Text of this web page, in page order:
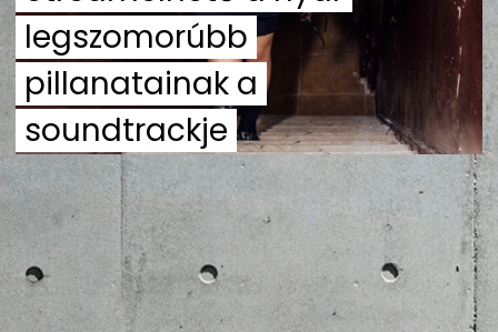
legszomorúbb
pillanatainak a
soundtrackje